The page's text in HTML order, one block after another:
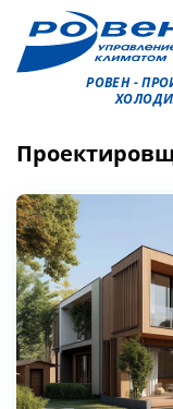
РОВЕН -